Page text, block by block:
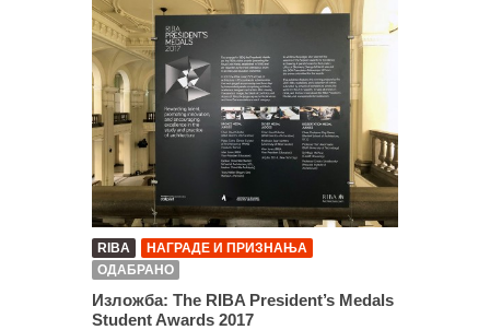
RIBA
НАГРАДЕ И ПРИЗНАЊА
ОДАБРАНО
Изложба: The RIBA President’s Medals
Student Awards 2017